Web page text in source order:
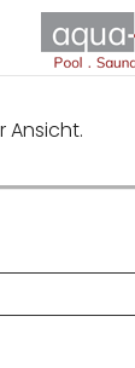
Ansicht.